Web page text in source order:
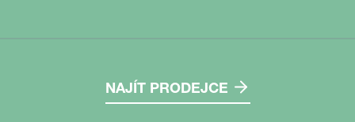
NAJÍT PRODEJCE